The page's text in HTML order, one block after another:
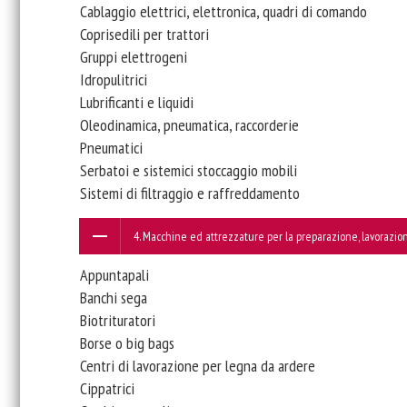
Cablaggio elettrici, elettronica, quadri di comando
Coprisedili per trattori
Gruppi elettrogeni
Idropulitrici
Lubrificanti e liquidi
Oleodinamica, pneumatica, raccorderie
Pneumatici
Serbatoi e sistemici stoccaggio mobili
Sistemi di filtraggio e raffreddamento
4. Macchine ed attrezzature per la preparazione,
Appuntapali
Banchi sega
Biotrituratori
Borse o big bags
Centri di lavorazione per legna da ardere
Cippatrici